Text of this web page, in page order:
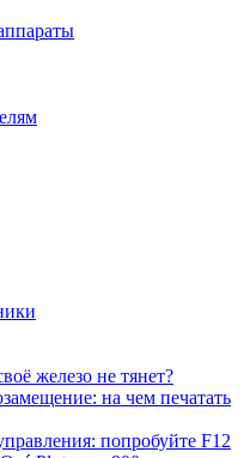
железо не тянет?
на чем печатать
попробуйте F12